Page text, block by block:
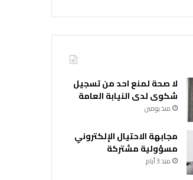
لا صحة لمنع احد من تسجيل
شكوى لدى النيابة العامة
منذ يومين
مجابهة الاحتيال الإلكتروني
مسؤولية مشتركة
منذ 3 أيام